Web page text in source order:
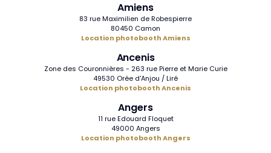
Amiens
83 rue Maximilien de Robespierre
80450 Camon
Location photobooth Amiens
Ancenis
Zone des Couronnières - 263 rue Pierre et Marie Curie
49530 Orée d'Anjou / Liré
Location photobooth Ancenis
Angers
11 rue Edouard Floquet
49000 Angers
Location photobooth Angers